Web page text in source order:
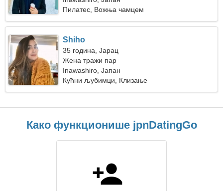
Пилатес, Вожња чамцем
Shiho
35 година, Јарац
Жена тражи пар
Inawashiro, Јапан
Кућни љубимци, Клизање
Како функционише jpnDatingGo